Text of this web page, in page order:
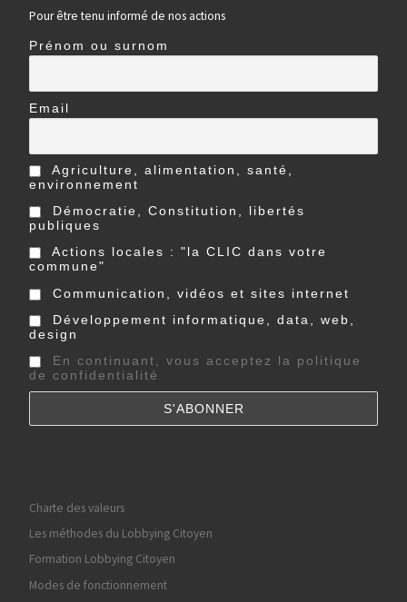
Pour être tenu informé de nos actions
Prénom ou surnom
Email
Agriculture, alimentation, santé,
environnement
Démocratie, Constitution, libertés
publiques
Actions locales : "la CLIC dans votre
commune"
Communication, vidéos et sites internet
Développement informatique, data, web,
design
En continuant, vous acceptez la politique
de confidentialité
Charte des valeurs
Les méthodes du Lobbying Citoyen
Formation Lobbying Citoyen
Modes de fonctionnement